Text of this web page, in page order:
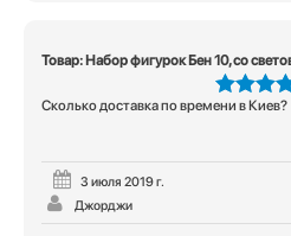
Товар: Набор фигурок Бен 10, со
5из 5
Сколько доставка по времени в Киев?
3 июля 2019 г.
Джорджи